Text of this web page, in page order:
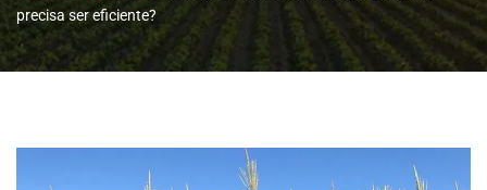
precisa ser eficiente?